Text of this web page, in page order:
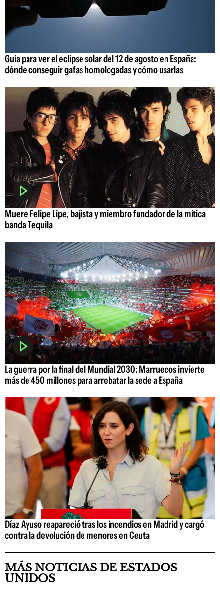
Guía para ver el eclipse solar del 12 de agosto en España:
dónde conseguir gafas homologadas y cómo usarlas
Muere Felipe Lipe, bajista y miembro fundador de la mítica
banda Tequila
La guerra por la final del Mundial 2030: Marruecos invierte
más de 450 millones para arrebatar la sede a España
Díaz Ayuso reapareció tras los incendios en Madrid y cargó
contra la devolución de menores en Ceuta
MÁS NOTICIAS DE ESTADOS
UNIDOS